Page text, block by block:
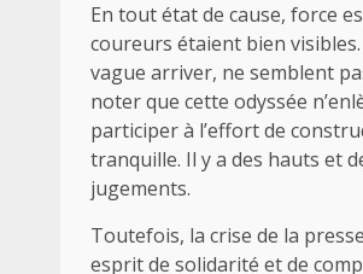
En tout état de cause, force
coureurs étaient bien
vague arriver, ne semblent
noter que cette odyssée
participer à l’effort de
tranquille. Il y a des hauts et
jugements.
Toutefois, la crise de la
esprit de solidarité et de